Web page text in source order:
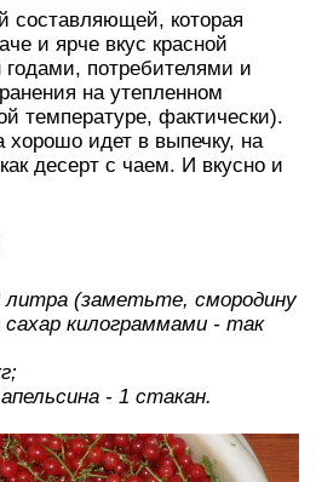
составляющей, которая
и ярче вкус красной
потребителями и
на утепленном
температуре, фактически).
хорошо идет в выпечку, на
десерт с чаем. И вкусно и
литра (заметьте, смородину
килограммами - так
- 1 стакан.